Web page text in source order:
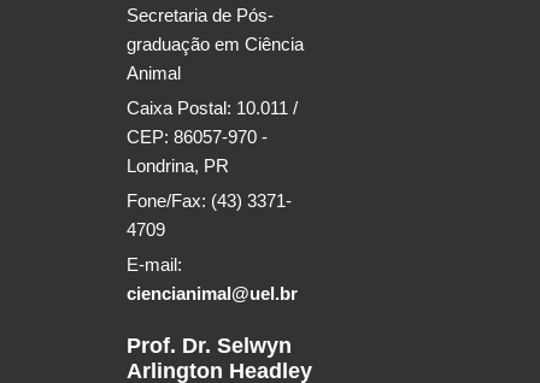
Secretaria de Pós-
graduação em Ciência
Animal
Caixa Postal: 10.011 /
CEP: 86057-970 -
Londrina, PR
Fone/Fax: (43) 3371-
4709
E-mail:
ciencianimal@uel.br
Prof. Dr. Selwyn
Arlington Headley